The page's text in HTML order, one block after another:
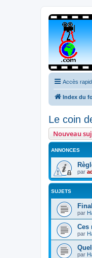
Accès
Index du
Le coin
Nouveau
ANNONCES
par
SUJETS
par
Ces
par
par